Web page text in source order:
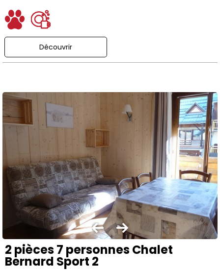
Découvrir
2 pièces 7 personnes Chalet
Bernard Sport 2